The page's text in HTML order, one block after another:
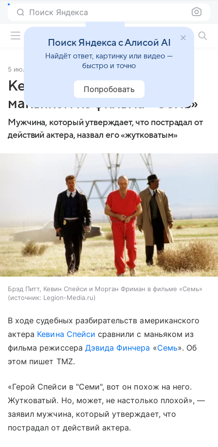
Поиск Яндекса
5 июля 2023 Источник:Lenta.Ru
Кевина Спейси сравнили с
маньяком из фильма «Семь»
Мужчина, который утверждает, что пострадал от
действий актера, назвал его «жутковатым»
Брэд Питт, Кевин Спейси и Морган Фриман в фильме «Семь»
источник: Legion-Media.ru
В ходе судебных разбирательств американского
актера Кевина Спейси сравнили с маньяком из
фильма режиссера Дэвида Финчера «Семь». Об
этом пишет TMZ.
«Герой Спейси в "Семи", вот он похож на него.
Жутковатый. Но, может, не настолько плохой», —
заявил мужчина, который утверждает, что
пострадал от действий актера.
Поиск Яндекса с Алисой AI
Найдёт ответ, картинку или видео —
быстро и точно
Попробовать